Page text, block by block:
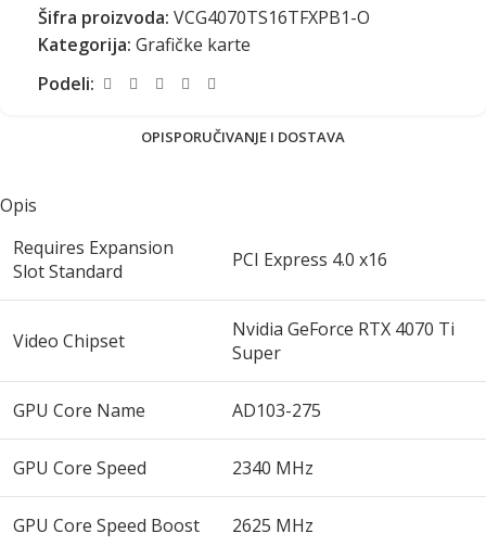
Šifra proizvoda: VCG4070TS16TFXPB1-O
Kategorija: Grafičke karte
Podeli:
OPISPORUČIVANJE I DOSTAVA
Opis
Requires Expansion
Slot Standard
PCI Express 4.0 x16
Video Chipset
Nvidia GeForce RTX 4070 Ti
Super
GPU Core Name AD103-275
GPU Core Speed 2340 MHz
GPU Core Speed Boost 2625 MHz